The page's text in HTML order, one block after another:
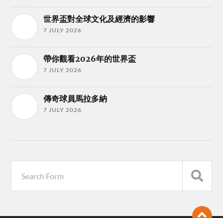
世界盃對全球文化及經濟的影響
7 JULY 2026
帶你觀看2026年的世界盃
7 JULY 2026
傳奇球員馬拉多納
7 JULY 2026